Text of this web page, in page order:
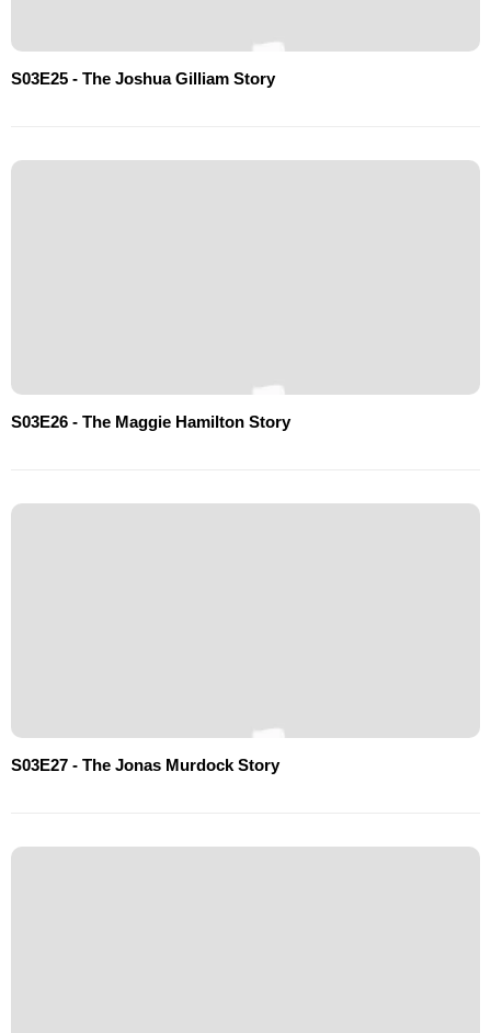
S03E25 - The Joshua Gilliam Story
S03E26 - The Maggie Hamilton Story
S03E27 - The Jonas Murdock Story